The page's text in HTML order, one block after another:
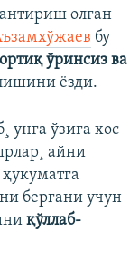
олган
бу
ўринсиз ва
ëзди.
унга ўзига хос
айни
бергани учун
қўллаб-